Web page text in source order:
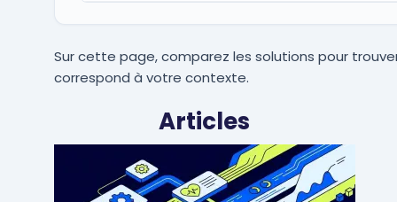
Sur cette page, comparez les solutions pour
correspond à votre contexte.
Articles